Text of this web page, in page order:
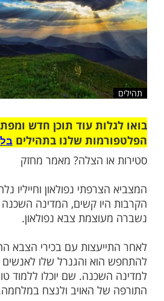
עוד תוכן חדש ומפתיע!
שלנו בתהילים
הצלה? מאמר מחזק